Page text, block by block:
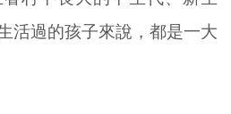
活過的孩子來說，都是一大